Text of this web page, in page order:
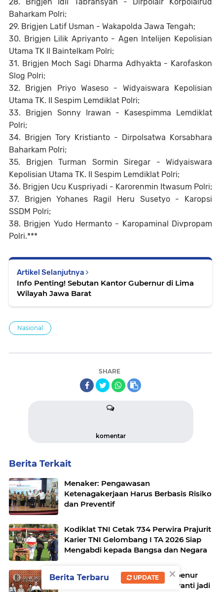
Baharkam Polri;
29. Brigjen Latif Usman - Wakapolda Jawa Tengah;
30. Brigjen Lilik Apriyanto - Agen Intelijen Kepolisian
Utama TK II Baintelkam Polri;
31. Brigjen Moch Sagi Dharma Adhyakta - Karofaskon
Slog Polri;
32. Brigjen Priyo Waseso - Widyaiswara Kepolisian
Utama TK. II Sespim Lemdiklat Polri;
33. Brigjen Sonny Irawan - Kasespimma Lemdiklat
Polri;
34. Brigjen Tory Kristianto - Dirpolsatwa Korsabhara
Baharkam Polri;
35. Brigjen Turman Sormin Siregar - Widyaiswara
Kepolisian Utama TK. II Sespim Lemdiklat Polri;
36. Brigjen Ucu Kuspriyadi - Karorenmin Itwasum Polri;
37. Brigjen Yohanes Ragil Heru Susetyo - Karopsi
SSDM Polri;
38. Brigjen Yudo Hermanto - Karopaminal Divpropam
Polri.***
Artikel Selanjutnya
Info Penting! Sebutan Kantor Gubernur di Lima
Wilayah Jawa Barat
Nasional
SHARE
komentar
Berita Terkait
Menaker: Pengawasan
Ketenagakerjaan Harus Berbasis Risiko
dan Preventif
Kodiklat TNI Cetak 734 Perwira Prajurit
Karier TNI Gelombang I TA 2026 Siap
Mengabdi kepada Bangsa dan Negara
Perry Warjiyo Mundur dari Gubenur
Bank Indonesia, Destry Damayanti jadi
×
Berita Terbaru UPDATE